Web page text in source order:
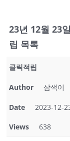
23년 12월 23
립 목록
클릭적립
Author 삼색이
Date 2023-12-
Views 638